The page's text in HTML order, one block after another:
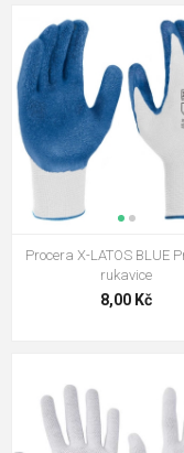
Procera X-LATOS BLUE
rukavice
8,00 Kč